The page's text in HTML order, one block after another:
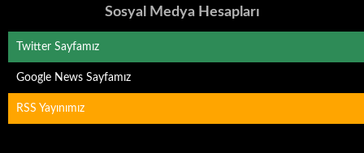
Sosyal Medya Hesapları
Twitter Sayfamız
Google News Sayfamız
RSS Yayınımız